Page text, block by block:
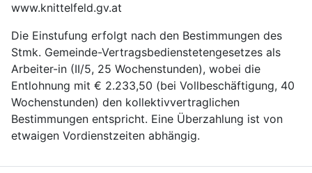
www.knittelfeld.gv.at
Die Einstufung erfolgt nach den Bestimmungen des
Stmk. Gemeinde-Vertragsbedienstetengesetzes als
Arbeiter-in (II/5, 25 Wochenstunden), wobei die
Entlohnung mit € 2.233,50 (bei Vollbeschäftigung, 40
Wochenstunden) den kollektivvertraglichen
Bestimmungen entspricht. Eine Überzahlung ist von
etwaigen Vordienstzeiten abhängig.